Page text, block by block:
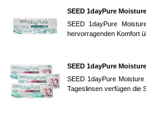
SEED 1dayPure
SEED 1dayPure
hervorragenden Komfort
SEED 1dayPure
SEED 1dayPure
Tageslinsen verfügen die